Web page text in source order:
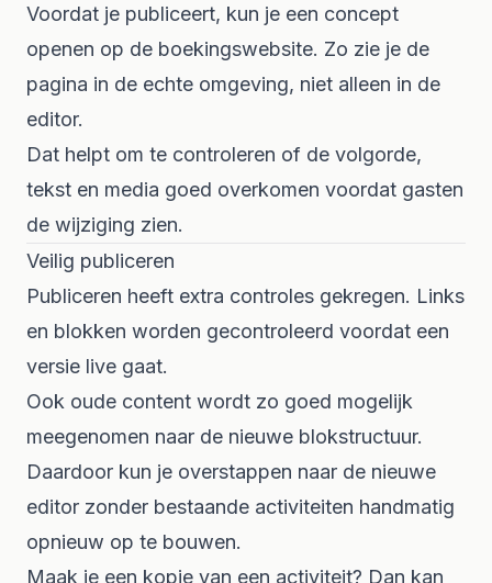
Voordat je publiceert, kun je een concept
openen op de boekingswebsite. Zo zie je de
pagina in de echte omgeving, niet alleen in de
editor.
Dat helpt om te controleren of de volgorde,
tekst en media goed overkomen voordat gasten
de wijziging zien.
Veilig publiceren
Publiceren heeft extra controles gekregen. Links
en blokken worden gecontroleerd voordat een
versie live gaat.
Ook oude content wordt zo goed mogelijk
meegenomen naar de nieuwe blokstructuur.
Daardoor kun je overstappen naar de nieuwe
editor zonder bestaande activiteiten handmatig
opnieuw op te bouwen.
Maak je een kopie van een activiteit? Dan kan